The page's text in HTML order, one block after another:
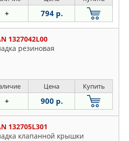
+ 794 р.
1327042L00
резиновая
Цена Купить
+ 900 р.
132705L301
клапанной крышки